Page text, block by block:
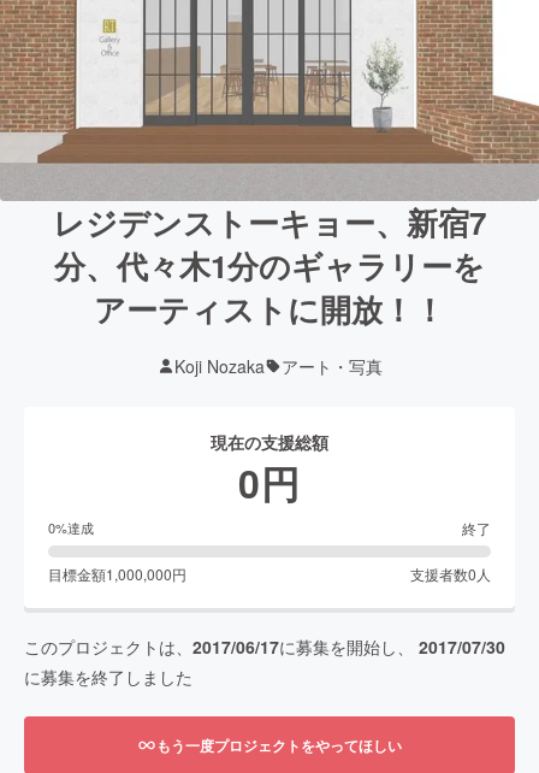
レジデンストーキョー、新宿7
分、代々木1分のギャラリーを
アーティストに開放！！
Koji Nozaka アート・写真
現在の支援総額
0円
0%達成 終了
目標金額1,000,000円 支援者数0 人
このプロジェクトは、 2017/06/17に募集を開始し、 2017/07/30
に募集を終了しました
もう一度プロジェクトをやってほしい